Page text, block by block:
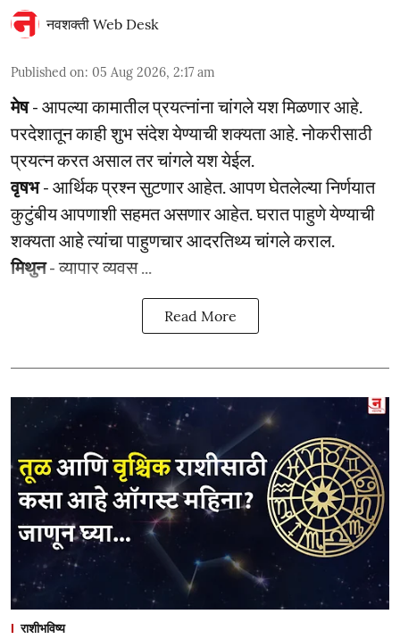
नवशक्ती Web Desk
Published on: 05 Aug 2026, 2:17 am
मेष- आपल्या कामातील प्रयत्नांना चांगले यश मिळणार आहे.
परदेशातून काही शुभ संदेश येण्याची शक्यता आहे. नोकरीसाठी
प्रयत्न करत असाल तर चांगले यश येईल.
वृषभ- आर्थिक प्रश्‍न सुटणार आहेत. आपण घेतलेल्या निर्णयात
कुटुंबीय आपणाशी सहमत असणार आहेत. घरात पाहुणे येण्याची
शक्यता आहे त्यांचा पाहुणचार आदरतिथ्य चांगले कराल.
मिथुन- व्यापार व्यवस ...
Read More
राशीभविष्य